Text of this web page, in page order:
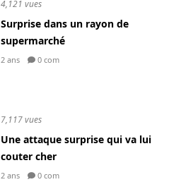
4,121 vues
Surprise dans un rayon de
supermarché
2 ans 0 com
7,117 vues
Une attaque surprise qui va lui
couter cher
2 ans 0 com